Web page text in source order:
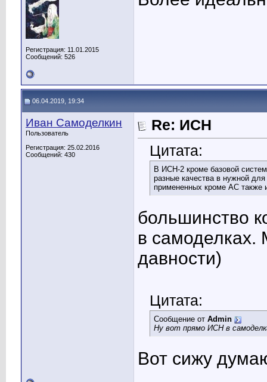
Регистрация: 11.01.2015
Сообщений: 526
06.04.2019, 19:34
Иван Самоделкин
Пользователь
Регистрация: 25.02.2016
Сообщений: 430
Re: ИСН
Цитата:
В ИСН-2 кроме базовой
разные качества в нужной
примененных кроме АС также
большинство
в самоделках.
давности)
Цитата:
Сообщение от Admin
Ну вот прямо ИСН в
Вот сижу